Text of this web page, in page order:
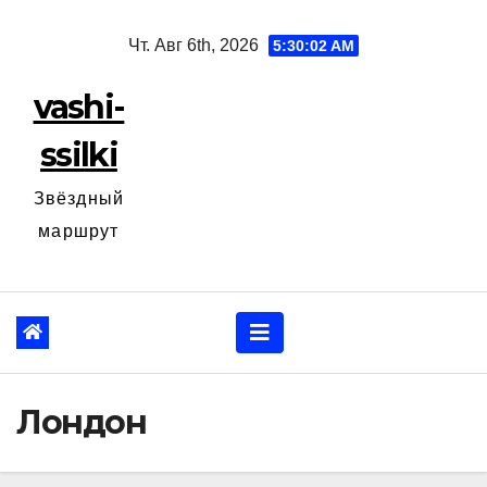
Чт. Авг 6th, 2026 5:30:03 AM
vashi-
ssilki
Звёздный
маршрут
Лондон